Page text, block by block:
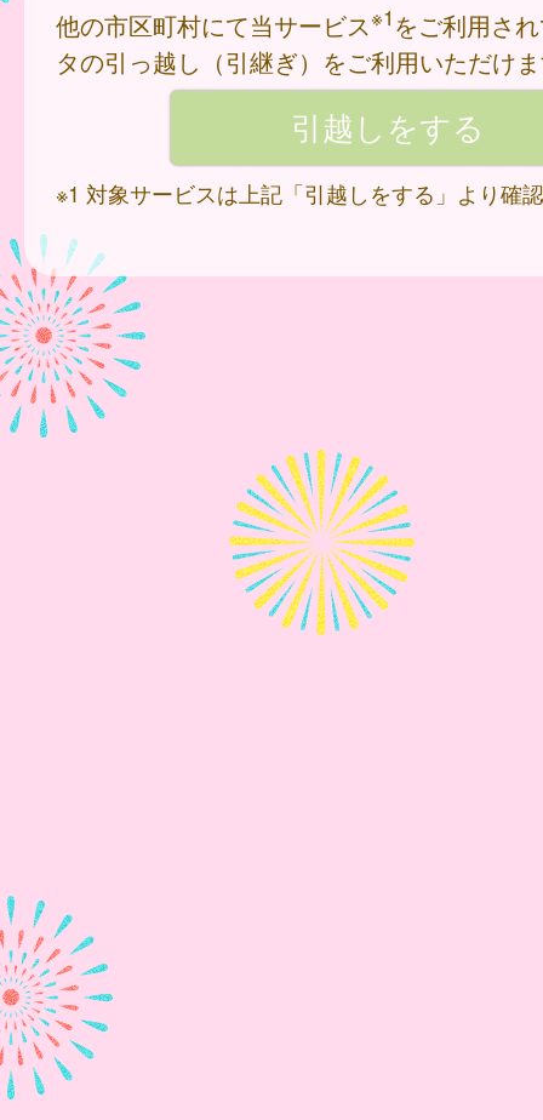
他の市区町村にて当サービス※1 をご利用さ
タの引っ越し（引継ぎ）をご利用いただけ
※1 対象サービスは上記「引越しをする」より確